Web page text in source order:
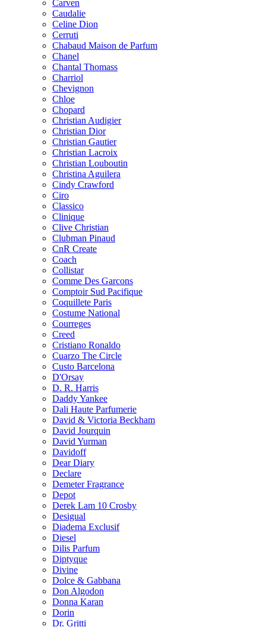
Carven
Caudalie
Celine Dion
Cerruti
Chabaud Maison de Parfum
Chanel
Chantal Thomass
Charriol
Chevignon
Chloe
Chopard
Christian Audigier
Christian Dior
Christian Gautier
Christian Lacroix
Christian Louboutin
Christina Aguilera
Cindy Crawford
Ciro
Classico
Clinique
Clive Christian
Clubman Pinaud
CnR Create
Coach
Collistar
Comme Des Garcons
Comptoir Sud Pacifique
Coquillete Paris
Costume National
Courreges
Creed
Cristiano Ronaldo
Cuarzo The Circle
Custo Barcelona
D'Orsay
D. R. Harris
Daddy Yankee
Dali Haute Parfumerie
David & Victoria Beckham
David Jourquin
David Yurman
Davidoff
Dear Diary
Declare
Demeter Fragrance
Depot
Derek Lam 10 Crosby
Desigual
Diadema Exclusif
Diesel
Dilis Parfum
Diptyque
Divine
Dolce & Gabbana
Don Algodon
Donna Karan
Dorin
Dr. Gritti